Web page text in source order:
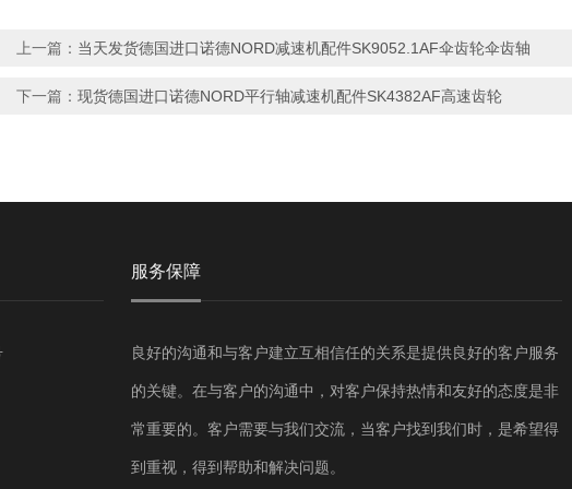
上一篇： 当天发货德国进口诺德NORD减速机配件SK9052.1AF伞齿轮伞齿轴
下一篇： 现货德国进口诺德NORD平行轴减速机配件SK4382AF高速齿轮
服务保障
良好的沟通和与客户建立互相信任的关系是提供良好的客户服务
的关键。在与客户的沟通中，对客户保持热情和友好的态度是非
常重要的。客户需要与我们交流，当客户找到我们时，是希望得
到重视，得到帮助和解决问题。